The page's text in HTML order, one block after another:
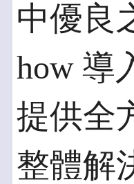
中優良
how 導
提供全
整體解